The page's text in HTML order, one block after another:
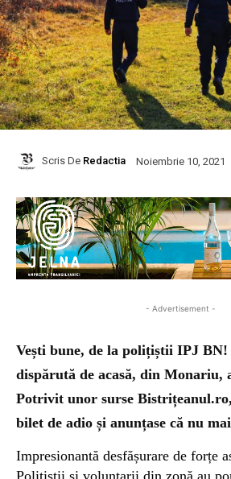
Scris De Redactia Noiembrie 10, 2021
- Advertisement -
Vești bune, de la polițiștii IPJ BN!
dispărută de acasă, din Monariu,
Potrivit unor surse
bilet de adio și anunțase că nu
Impresionantă desfășurare de forțe
Polițiștii și voluntarii din zonă au